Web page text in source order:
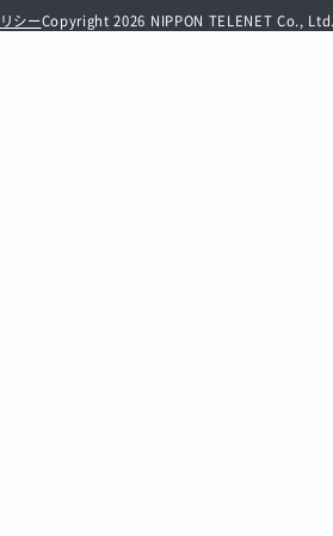
シーCopyright 2026 NIPPON TELENET Co.,